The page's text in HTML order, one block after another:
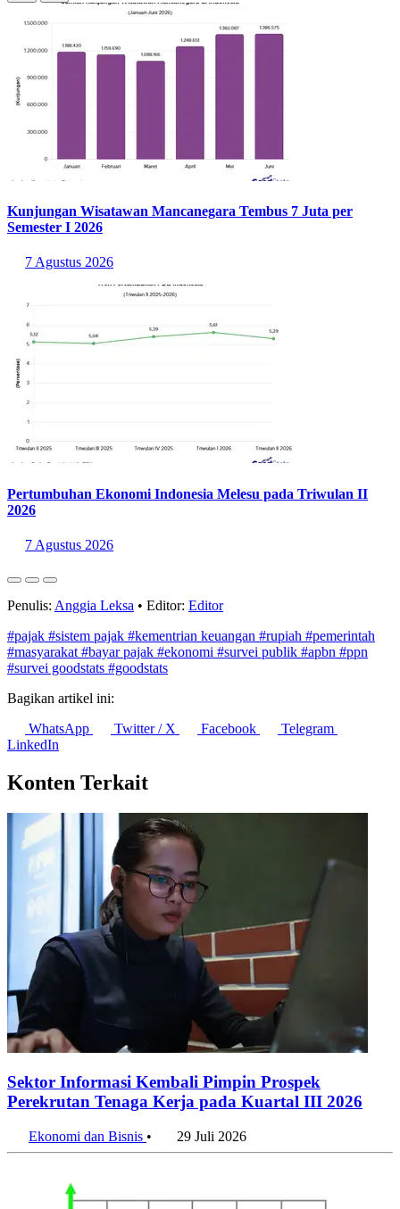
Kunjungan Wisatawan Mancanegara Tembus 7 Juta per
Semester I 2026
7 Agustus 2026
Pertumbuhan Ekonomi Indonesia Melesu pada Triwulan II
2026
7 Agustus 2026
Penulis: Anggia Leksa • Editor: Editor
#pajak #sistem pajak #kementrian keuangan #rupiah #pemerintah
#masyarakat #bayar pajak #ekonomi #survei publik #apbn #ppn
#survei goodstats #goodstats
Bagikan artikel ini:
WhatsApp
Twitter / X Facebook
Telegram
LinkedIn
Konten Terkait
Sektor Informasi Kembali Pimpin Prospek
Perekrutan Tenaga Kerja pada Kuartal III 2026
Ekonomi dan Bisnis • 29 Juli 2026